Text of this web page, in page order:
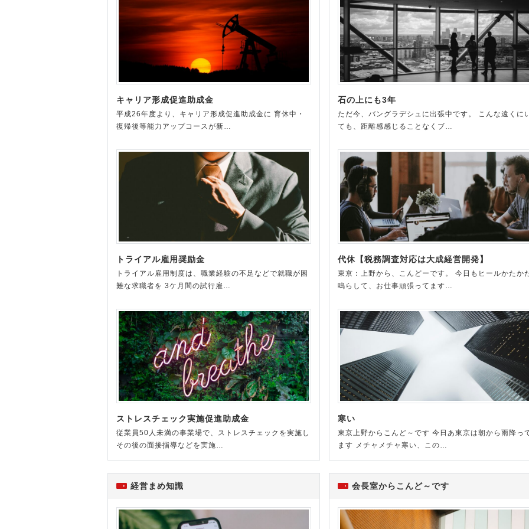
キャリア形成促進助成金
平成26年度より、キャリア形成促進助成金に 育休中・
復帰後等能力アップコースが新…
トライアル雇用奨励金
トライアル雇用制度は、職業経験の不足などで就職が困
難な求職者を 3ケ月間の試行雇…
ストレスチェック実施促進助成金
従業員50人未満の事業場で、ストレスチェックを実施し
その後の面接指導などを実施…
石の上にも3年
ただ今、バングラデシュに出張中です。 こんな遠くに
ても、距離感感じることなくブ…
代休【税務調査対応は大成経営開発】
東京：上野から、こんどーです。 今日もヒールかたか
鳴らして、お仕事頑張ってます…
寒い
東京上野からこんど～です 今日あ東京は朝から雨降っ
ます メチャメチャ寒い、この…
経営まめ知識 会長室からこんど～です